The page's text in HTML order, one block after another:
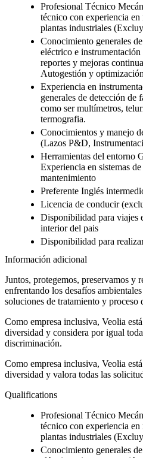
Profesional Técnico
técnico con experiencia
plantas industriales
Conocimiento generales
eléctrico e
reportes y mejoras
Autogestión y
Experiencia en
generales de detección de
como ser multímetros,
termografia.
Conocimientos y manejo
(Lazos P&D,
Herramientas del entorno
Experiencia en sistemas
mantenimiento
Preferente Inglés
Licencia de conducir
Disponibilidad para viajes
interior del pais
Disponibilidad para
Información adicional
Juntos, protegemos, preservamos y
enfrentando los desafíos
soluciones de tratamiento y proceso
Como empresa inclusiva, Veolia
diversidad y considera por igual
discriminación.
Como empresa inclusiva, Veolia
diversidad y valora todas las
Qualifications
Profesional Técnico
técnico con experiencia
plantas industriales
Conocimiento generales